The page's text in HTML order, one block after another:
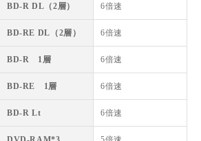
BD-R DL（2層） 6倍速
BD-RE DL（2層） 6倍速
BD-R 1層 6倍速
BD-RE 1層 6倍速
BD-R Lt 6倍速